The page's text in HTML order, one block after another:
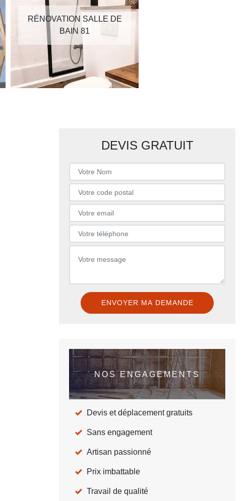
RÉNOVATION SALLE DE
BAIN 81
DEVIS GRATUIT
NOS ENGAGEMENTS
Devis et déplacement gratuits
Sans engagement
Artisan passionné
Prix imbattable
Travail de qualité